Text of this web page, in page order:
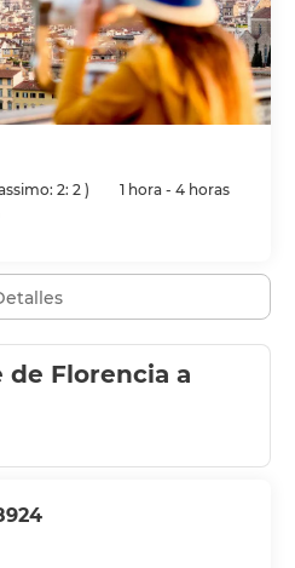
2: 2)
1 hora - 4 horas
de Florencia a